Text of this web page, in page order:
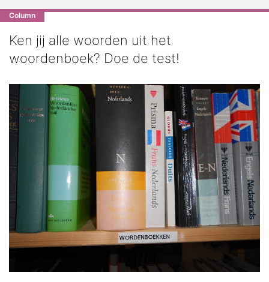
Column
Ken jij alle woorden uit het
woordenboek? Doe de test!